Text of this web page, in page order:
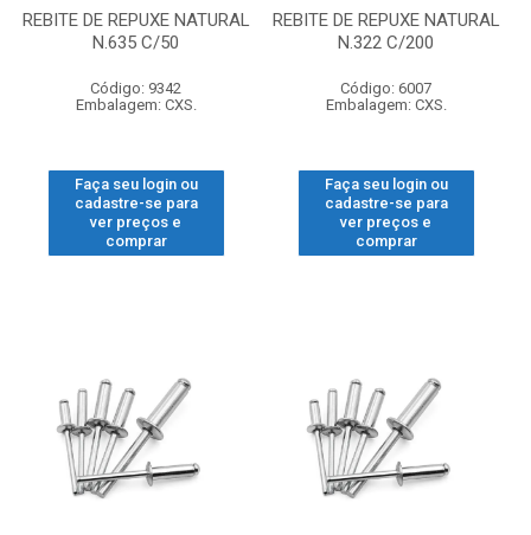
REBITE DE REPUXE NATURAL
N.635 C/50
Código: 9342
Embalagem: CXS.
Faça seu login ou
cadastre-se para
ver preços e
comprar
REBITE DE REPUXE NATURAL
N.322 C/200
Código: 6007
Embalagem: CXS.
Faça seu login ou
cadastre-se para
ver preços e
comprar